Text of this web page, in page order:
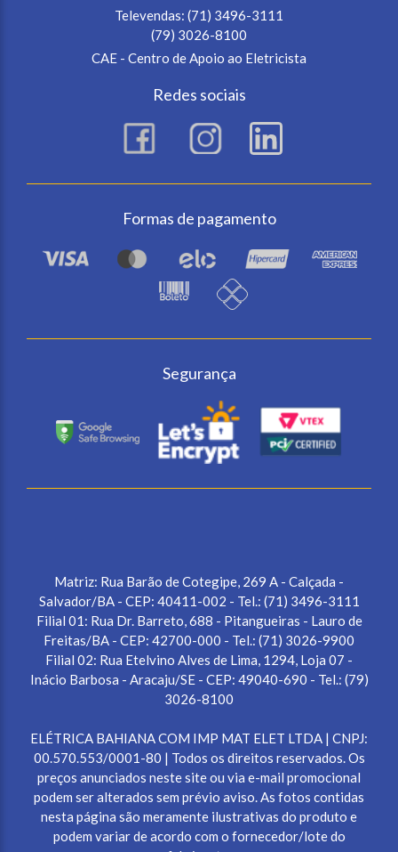
Televendas: (71) 3496-3111
(79) 3026-8100
CAE - Centro de Apoio ao Eletricista
Redes sociais
Formas de pagamento
Segurança
Matriz: Rua Barão de Cotegipe, 269 A - Calçada -
Salvador/BA - CEP: 40411-002 - Tel.: (71) 3496-3111
Filial 01: Rua Dr. Barreto, 688 - Pitangueiras - Lauro de
Freitas/BA - CEP: 42700-000 - Tel.: (71) 3026-9900
Filial 02: Rua Etelvino Alves de Lima, 1294, Loja 07 -
Inácio Barbosa - Aracaju/SE - CEP: 49040-690 - Tel.: (79)
3026-8100
ELÉTRICA BAHIANA COM IMP MAT ELET LTDA | CNPJ:
00.570.553/0001-80 | Todos os direitos reservados. Os
preços anunciados neste site ou via e-mail promocional
podem ser alterados sem prévio aviso. As fotos contidas
nesta página são meramente ilustrativas do produto e
podem variar de acordo com o fornecedor/lote do